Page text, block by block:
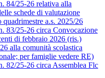
84/25-26 relativa alla
schede di valutazione
quadrimestre a.s. 2025/26
83/25-26 circa Convocazione
di febbraio 2026 (ris.)
alla comunità scolastica
per famiglie vedere RE)
82/25-26 circa Assemblea Flc